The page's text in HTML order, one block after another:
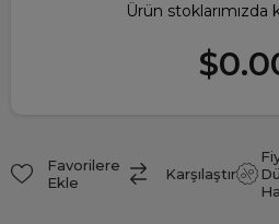
Ürün stoklarımızda
Favorilere
Ekle
Karşılaştır